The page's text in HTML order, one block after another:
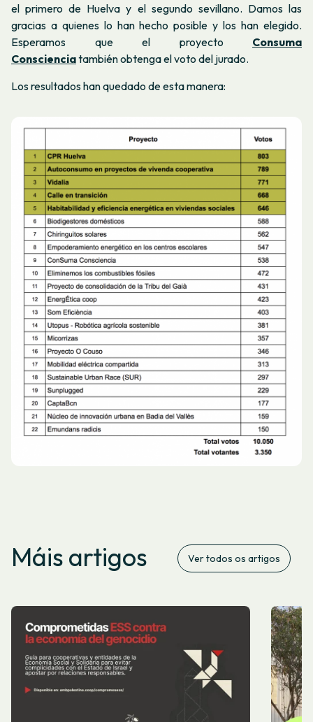
el primero de Huelva y el segundo sevillano. Damos las
gracias a quienes lo han hecho posible y los han elegido.
Esperamos que el proyecto Consuma
Conscienciatambién obtenga el voto del jurado.
Los resultados han quedado de esta manera:
Máis artigos Ver todos os artigos